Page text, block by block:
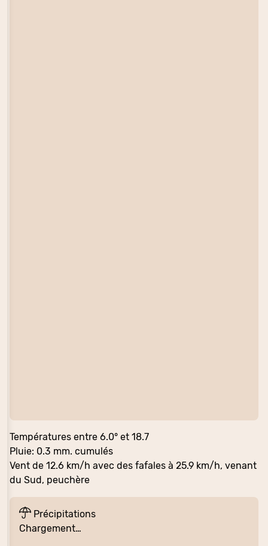
Températures entre 6.0° et 18.7
Pluie: 0.3 mm. cumulés
Vent de 12.6 km/h avec des fafales à 25.9 km/h, venant
du Sud, peuchère
Précipitations
Chargement…